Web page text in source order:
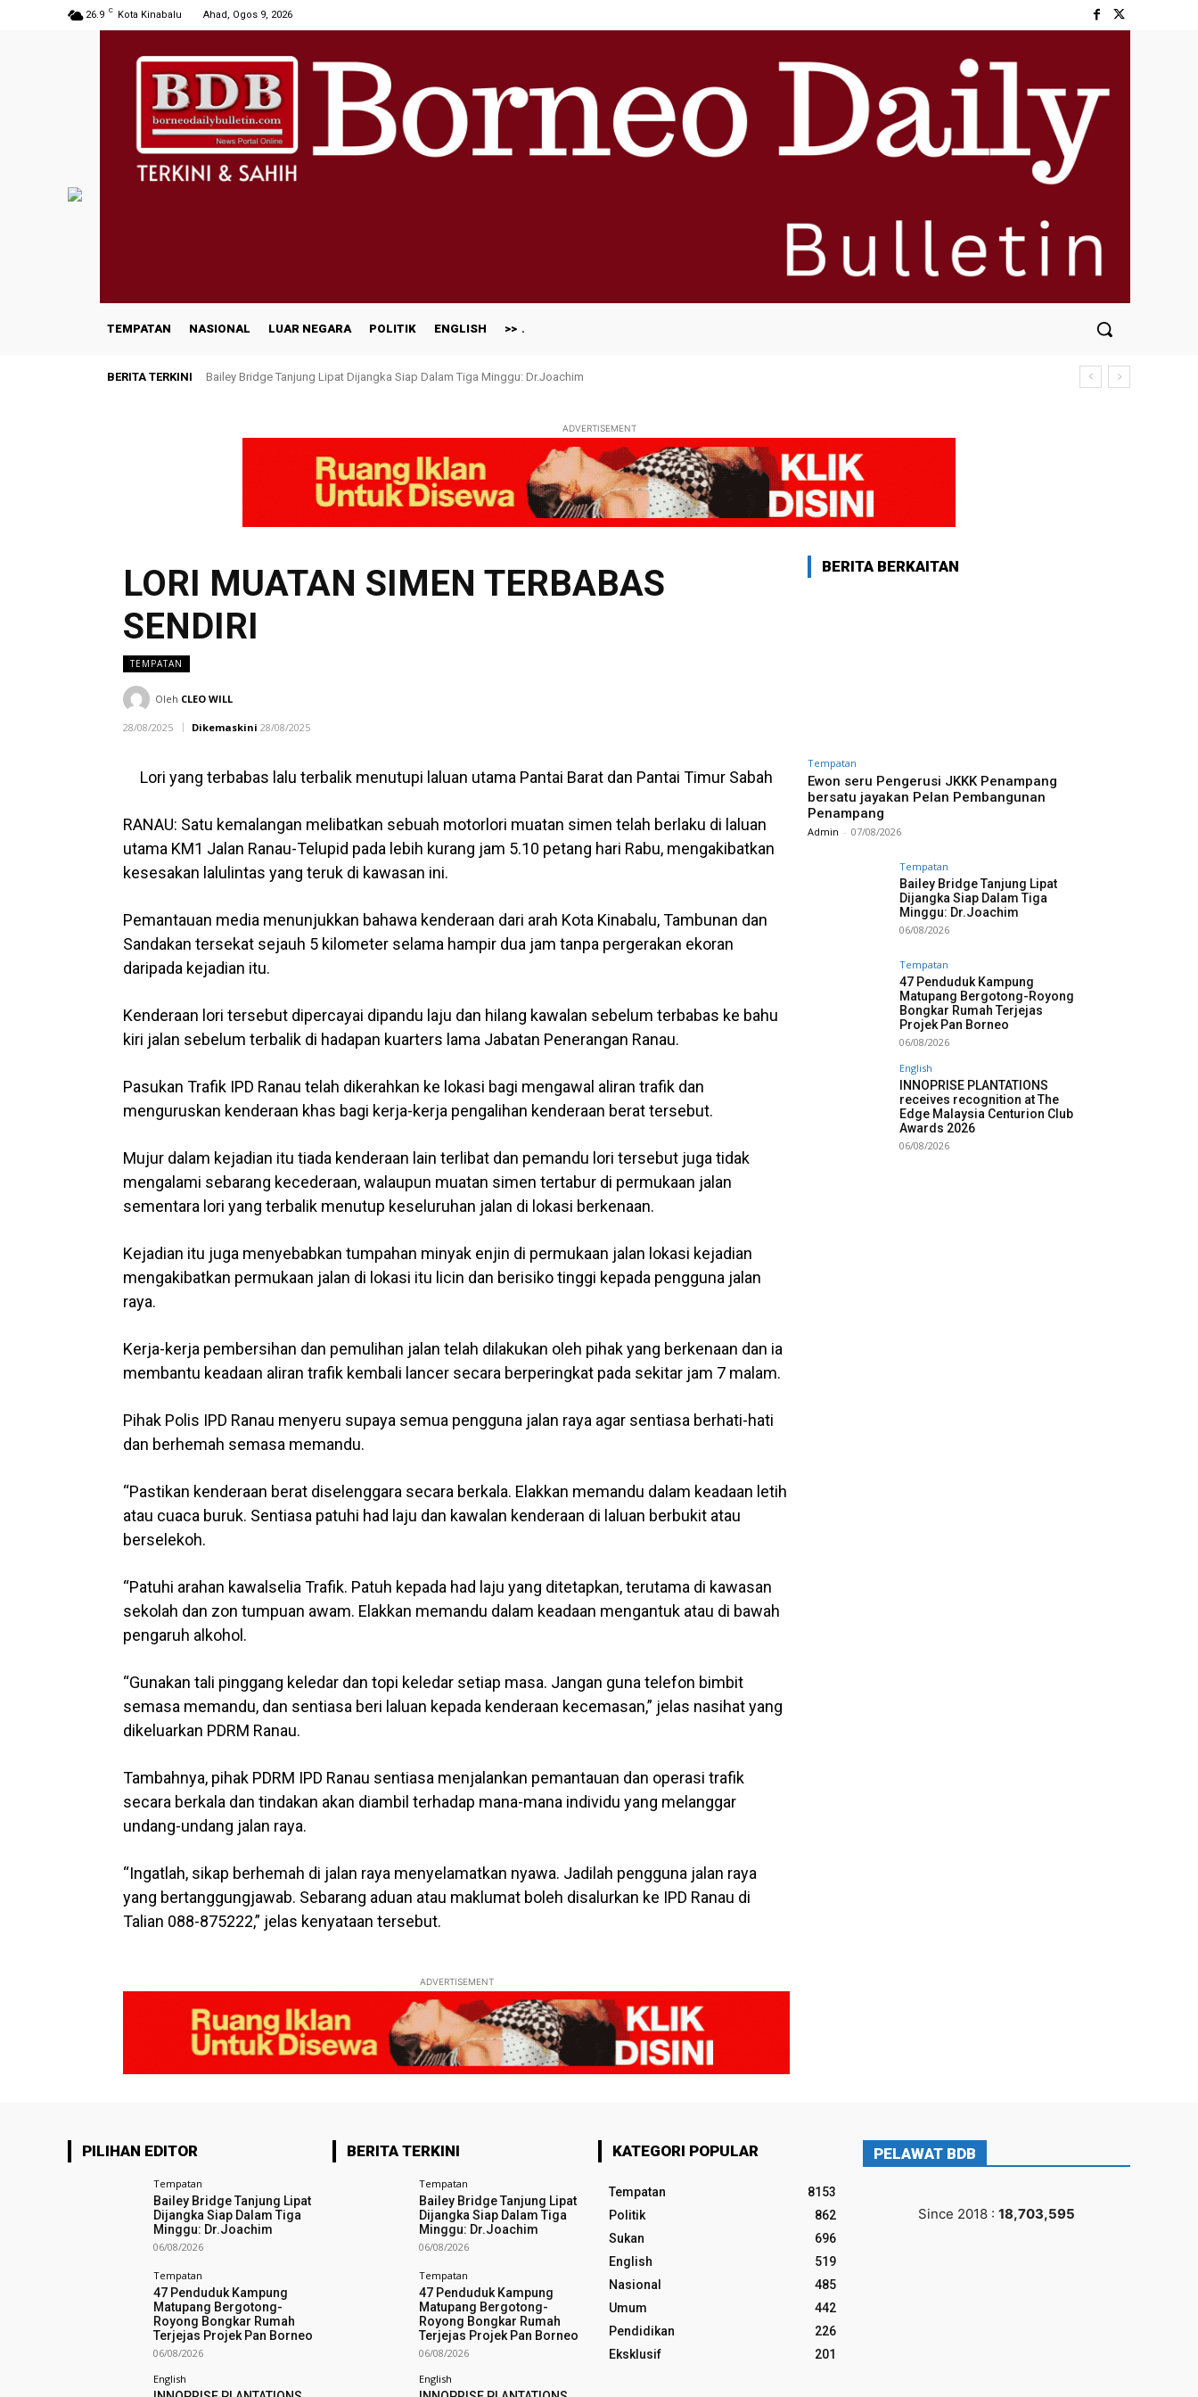
26.9 C Kota Kinabalu Ahad, Ogos 9, 2026
TEMPATAN NASIONAL LUAR NEGARA POLITIK ENGLISH >>
BERITA TERKINI Bailey Bridge Tanjung Lipat Dijangka Siap Dalam Tiga Minggu: Dr.Joachim
ADVERTISEMENT
LORI MUATAN SIMEN TERBABAS
SENDIRI
TEMPATAN
Oleh CLEO WILL
28/08/2025 Dikemaskini 28/08/2025
Lori yang terbabas lalu terbalik menutupi laluan utama Pantai Barat dan Pantai Timur Sabah
RANAU: Satu kemalangan melibatkan sebuah motorlori muatan simen telah berlaku di laluan
utama KM1 Jalan Ranau-Telupid pada lebih kurang jam 5.10 petang hari Rabu, mengakibatkan
kesesakan lalulintas yang teruk di kawasan ini.
Pemantauan media menunjukkan bahawa kenderaan dari arah Kota Kinabalu, Tambunan dan
Sandakan tersekat sejauh 5 kilometer selama hampir dua jam tanpa pergerakan ekoran
daripada kejadian itu.
Kenderaan lori tersebut dipercayai dipandu laju dan hilang kawalan sebelum terbabas ke bahu
kiri jalan sebelum terbalik di hadapan kuarters lama Jabatan Penerangan Ranau.
Pasukan Trafik IPD Ranau telah dikerahkan ke lokasi bagi mengawal aliran trafik dan
menguruskan kenderaan khas bagi kerja-kerja pengalihan kenderaan berat tersebut.
Mujur dalam kejadian itu tiada kenderaan lain terlibat dan pemandu lori tersebut juga tidak
mengalami sebarang kecederaan, walaupun muatan simen tertabur di permukaan jalan
sementara lori yang terbalik menutup keseluruhan jalan di lokasi berkenaan.
Kejadian itu juga menyebabkan tumpahan minyak enjin di permukaan jalan lokasi kejadian
mengakibatkan permukaan jalan di lokasi itu licin dan berisiko tinggi kepada pengguna jalan
raya.
Kerja-kerja pembersihan dan pemulihan jalan telah dilakukan oleh pihak yang berkenaan dan ia
membantu keadaan aliran trafik kembali lancer secara berperingkat pada sekitar jam 7 malam.
Pihak Polis IPD Ranau menyeru supaya semua pengguna jalan raya agar sentiasa berhati-hati
dan berhemah semasa memandu.
“Pastikan kenderaan berat diselenggara secara berkala. Elakkan memandu dalam keadaan letih
atau cuaca buruk. Sentiasa patuhi had laju dan kawalan kenderaan di laluan berbukit atau
berselekoh.
“Patuhi arahan kawalselia Trafik. Patuh kepada had laju yang ditetapkan, terutama di kawasan
sekolah dan zon tumpuan awam. Elakkan memandu dalam keadaan mengantuk atau di bawah
pengaruh alkohol.
“Gunakan tali pinggang keledar dan topi keledar setiap masa. Jangan guna telefon bimbit
semasa memandu, dan sentiasa beri laluan kepada kenderaan kecemasan,” jelas nasihat yang
dikeluarkan PDRM Ranau.
Tambahnya, pihak PDRM IPD Ranau sentiasa menjalankan pemantauan dan operasi trafik
secara berkala dan tindakan akan diambil terhadap mana-mana individu yang melanggar
undang-undang jalan raya.
“Ingatlah, sikap berhemah di jalan raya menyelamatkan nyawa. Jadilah pengguna jalan raya
yang bertanggungjawab. Sebarang aduan atau maklumat boleh disalurkan ke IPD Ranau di
Talian 088-875222,” jelas kenyataan tersebut.
ADVERTISEMENT
BERITA BERKAITAN
Tempatan
Ewon seru Pengerusi JKKK Penampang
bersatu jayakan Pelan Pembangunan
Penampang
Admin - 07/08/2026
Tempatan
Bailey Bridge Tanjung Lipat
Dijangka Siap Dalam Tiga
Minggu: Dr.Joachim
06/08/2026
Tempatan
47 Penduduk Kampung
Matupang Bergotong-Royong
Bongkar Rumah Terjejas
Projek Pan Borneo
06/08/2026
English
INNOPRISE PLANTATIONS
receives recognition at The
Edge Malaysia Centurion Club
Awards 2026
06/08/2026
PILIHAN EDITOR
Tempatan
Bailey Bridge Tanjung Lipat
Dijangka Siap Dalam Tiga
Minggu: Dr.Joachim
06/08/2026
Tempatan
47 Penduduk Kampung
Matupang Bergotong-
Royong Bongkar Rumah
Terjejas Projek Pan Borneo
06/08/2026
English
BERITA TERKINI
Tempatan
Bailey Bridge Tanjung Lipat
Dijangka Siap Dalam Tiga
Minggu: Dr.Joachim
06/08/2026
Tempatan
47 Penduduk Kampung
Matupang Bergotong-
Royong Bongkar Rumah
Terjejas Projek Pan Borneo
06/08/2026
English
KATEGORI POPULAR
Tempatan
8153
Politik
862
Sukan
696
English
519
Nasional
485
Umum
442
Pendidikan
226
Eksklusif
201
PELAWAT BDB
Since 2018 : 18,703,595